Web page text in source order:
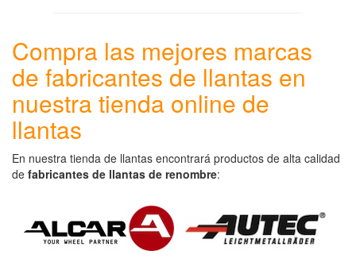
Compra las mejores marcas
de fabricantes de llantas en
nuestra tienda online de
llantas
En nuestra tienda de llantas encontrará productos de alta calidad
de fabricantes de llantas de renombre: